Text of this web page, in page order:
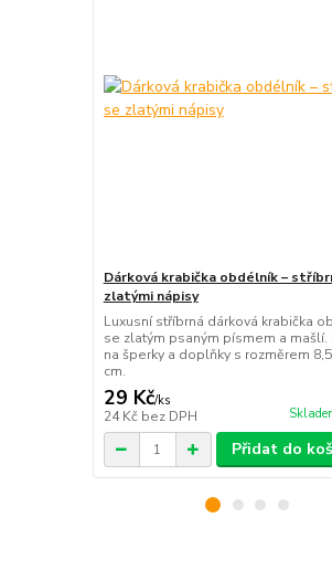
Dárková krabička obdélník –
zlatými nápisy
Luxusní stříbrná dárková krabička
se zlatým psaným písmem a mašlí.
na šperky a doplňky s rozměrem
cm.
29 Kč/ks
24 Kč bez DPH
Přidat do